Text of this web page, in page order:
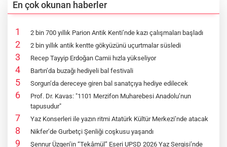
En çok okunan haberler
2 bin 700 yıllık Parion Antik Kenti’nde kazı çalışmaları başladı
2 bin yıllık antik kentte gökyüzünü uçurtmalar süsledi
Recep Tayyip Erdoğan Camii hızla yükseliyor
Bartın’da buzağı hediyeli bal festivali
Sorgun’da dereceye giren bal sanatçıya hediye edilecek
Prof. Dr. Kavas: "1101 Merzifon Muharebesi Anadolu’nun
tapusudur"
Yaz Konserleri ile yazın ritmi Atatürk Kültür Merkezi’nde atacak
Nikfer’de Gurbetçi Şenliği coşkusu yaşandı
Şennur Üzgen’in “Tekâmül” Eseri UPSD 2026 Yaz Sergisi’nde